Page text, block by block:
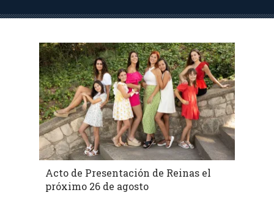
Acto de Presentación de Reinas el
próximo 26 de agosto